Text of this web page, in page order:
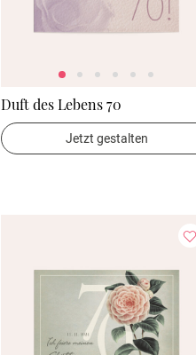
Duft des Lebens 70
Jetzt gestalten